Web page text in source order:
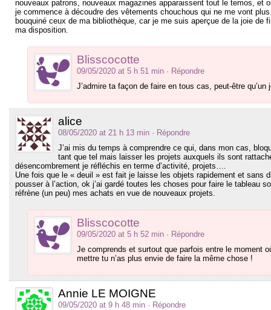
nouveaux patrons, nouveaux magazines apparaissent tout le temos, et
je commence à découdre des vêtements chouchous qui ne me vont
bouquiné ceux de ma bibliothèque, car je me suis aperçue de la joie de
ma disposition.
Blisscocotte
09/05/2020 at 5 h 51 min · Répondre
J’admire ta façon de faire en tous cas, peut-être qu’un
alice
08/05/2020 at 21 h 13 min · Répondre
J’ai mis du temps à comprendre ce qui, dans mon cas,
tant que tel mais laisser les projets auxquels ils sont
désencombrement je réfléchis en terme d’activité, projets….
Une fois que le « deuil » est fait je laisse les objets rapidement et sans
pousser à l’action, ok j’ai gardé toutes les choses pour faire le tableau
réfrène (un peu) mes achats en vue de nouveaux projets.
Blisscocotte
09/05/2020 at 5 h 52 min · Répondre
Je comprends et surtout que parfois entre le moment
mettre tu n’as plus envie de faire la même chose !
Annie LE MOIGNE
09/05/2020 at 9 h 48 min · Répondre